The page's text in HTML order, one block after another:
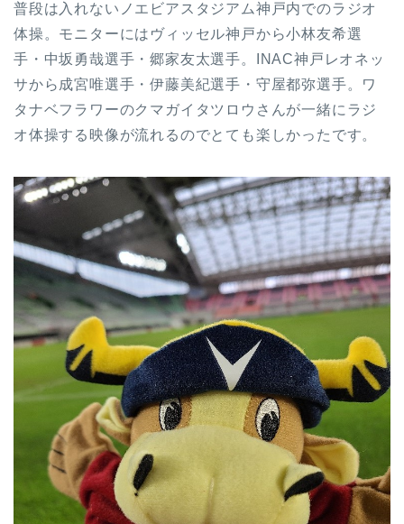
普段は入れないノエビアスタジアム神戸内でのラジオ
体操。モニターにはヴィッセル神戸から小林友希選
手・中坂勇哉選手・郷家友太選手。INAC神戸レオネッ
サから成宮唯選手・伊藤美紀選手・守屋都弥選手。ワ
タナベフラワーのクマガイタツロウさんが一緒にラジ
オ体操する映像が流れるのでとても楽しかったです。